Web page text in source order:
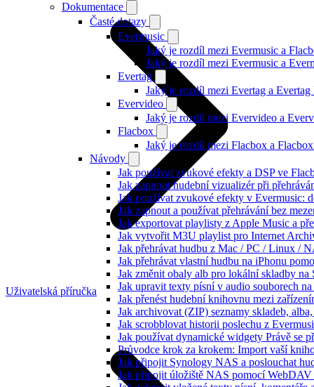
Dokumentace
Časté dotazy
Evermusic
Jaký je rozdíl mezi Evermusic a
Jaký je rozdíl mezi Evermusic a
Evertag
Jaký je rozdíl mezi Evertag a Evertag
Evervideo
Jaký je rozdíl mezi Evervideo a
Flacbox
Jaký je rozdíl mezi Flacbox a
Návody
Jak používat zvukové efekty a DSP ve
Jak zapnout hudební vizualizér při
Jak používat zvukové efekty v Evermusic:
Jak zapnout a používat přehrávání bez
Jak exportovat playlisty z Apple Music a
Jak vytvořit M3U playlist pro Internet
Jak přehrávat hudbu z Mac / PC / Linux /
Jak přehrávat vlastní hudbu na iPhonu
Jak změnit obaly alb pro lokální skladby
Jak upravit texty písní v audio souborech
Jak přenést hudební knihovnu mezi
Jak archivovat (ZIP) seznamy skladeb,
Jak scrobblovat historii poslechu z
Jak používat dynamické widgety Právě se
Průvodce krok za krokem: Import vaší
Jak připojit Synology NAS a poslouchat
Jak připojit úložiště NAS pomocí WebDAV
Uživatelská příručka